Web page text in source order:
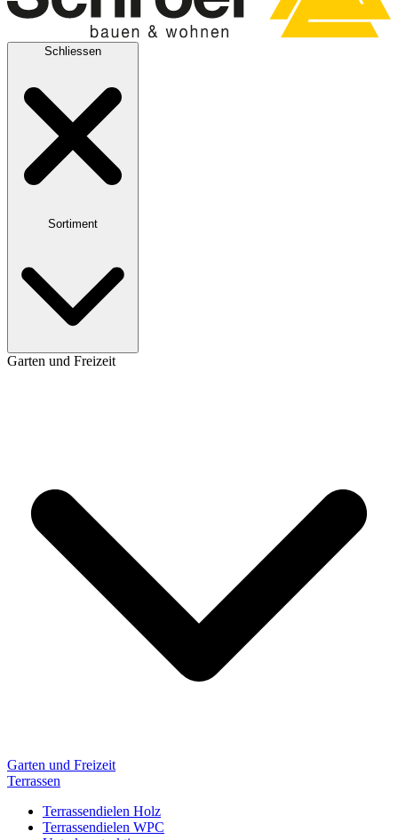
Schliessen
Sortiment
Garten und Freizeit
Garten und Freizeit
Terrassen
Terrassendielen Holz
Terrassendielen WPC